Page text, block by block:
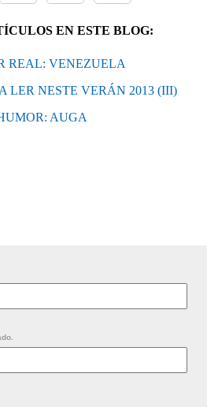
EN ESTE BLOG:
REAL: VENEZUELA
LER NESTE VERÁN 2013 (III)
AUGA